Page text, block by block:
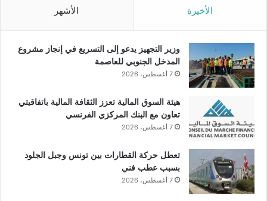
الأخيرة الأشهر
وزير التجهيز يدعو إلى التسريع في إنجاز مشروع
المدخل الجنوبي للعاصمة
7 أغسطس، 2026
هيئة السوق المالية تعزز الثقافة المالية باتفاقيتي
تعاون مع البنك المركزي الفرنسي
7 أغسطس، 2026
تعطل حركة القطارات بين تونس وجبل الجلود
بسبب عطب فني
7 أغسطس، 2026